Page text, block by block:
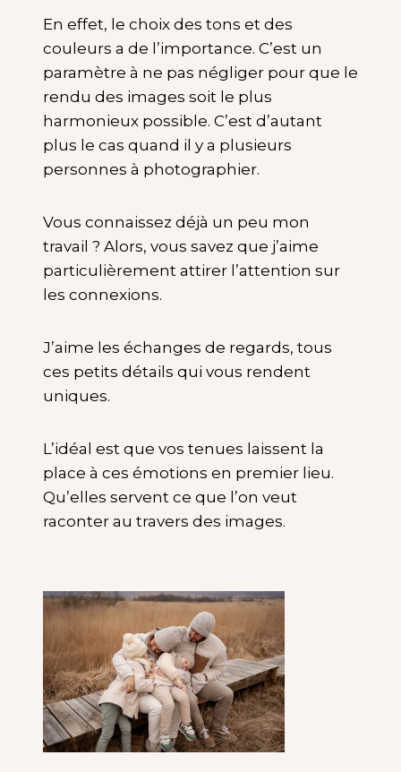
En effet, le choix des tons et des
couleurs a de l’importance. C’est un
paramètre à ne pas négliger pour que le
rendu des images soit le plus
harmonieux possible. C’est d’autant
plus le cas quand il y a plusieurs
personnes à photographier.
Vous connaissez déjà un peu mon
travail ? Alors, vous savez que j’aime
particulièrement attirer l’attention sur
les connexions.
J’aime les échanges de regards, tous
ces petits détails qui vous rendent
uniques.
L’idéal est que vos tenues laissent la
place à ces émotions en premier lieu.
Qu’elles servent ce que l’on veut
raconter au travers des images.